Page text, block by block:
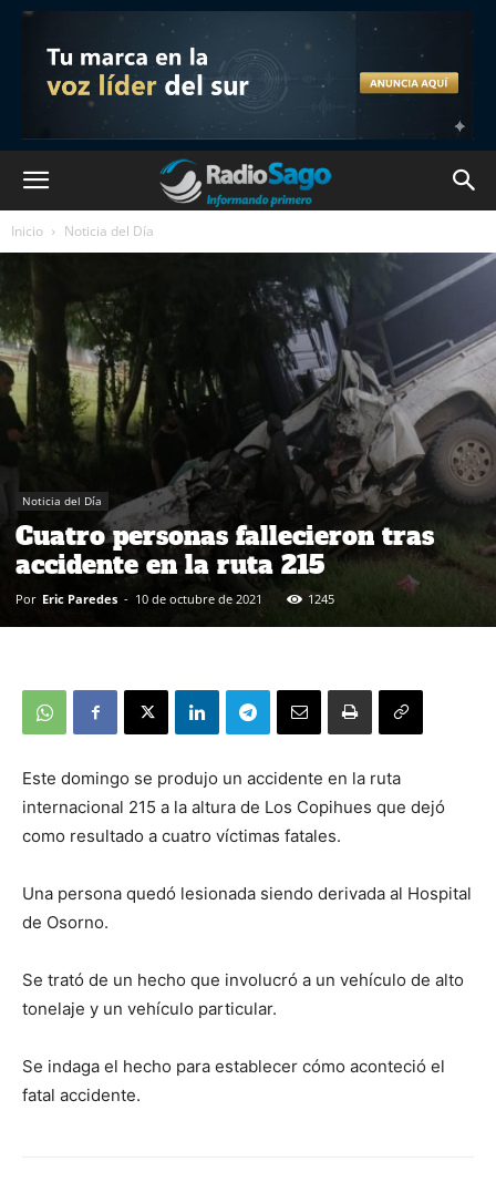
Inicio Noticia del Día
Noticia del Día
Cuatro personas fallecieron tras
accidente en la ruta 215
Por Eric Paredes - 10 de octubre de 2021 1245
Este domingo se produjo un accidente en la ruta
internacional 215 a la altura de Los Copihues que dejó
como resultado a cuatro víctimas fatales.
Una persona quedó lesionada siendo derivada al Hospital
de Osorno.
Se trató de un hecho que involucró a un vehículo de alto
tonelaje y un vehículo particular.
Se indaga el hecho para establecer cómo aconteció el
fatal accidente.